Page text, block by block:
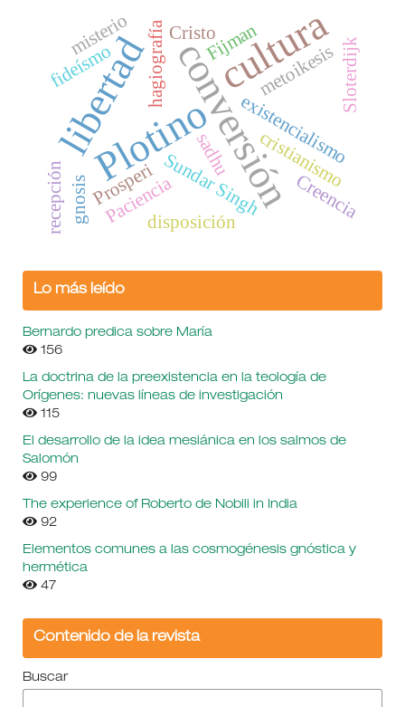
libertadconversión
Plotino
cultura
existencialismo
Sundar Singh
Prosperi cristianismo
hagiografía
sadhu
metoikesis
Paciencia
Sloterdijk
Fijman
Cristo
fideísmo
disposición Creencia
gnosis
misterio
recepción
Lo más leído
Bernardo predica sobre María
156
La doctrina de la preexistencia en la teología de
Orígenes: nuevas líneas de investigación
115
El desarrollo de la idea mesiánica en los salmos de
Salomón
99
The experience of Roberto de Nobili in India
92
Elementos comunes a las cosmogénesis gnóstica y
hermética
47
Contenido de la revista
Buscar